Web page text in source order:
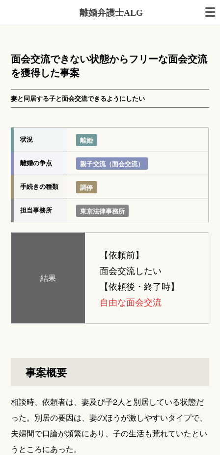
離婚弁護士ALG
面会交流できない状態からフリーな面会交流
を獲得した事案
妻と同居する子と面会交流できるようにしたい
状況 離婚
離婚の争点 親子交流（面会交流）
手続きの種類 調停
担当事務所 東京法律事務所
結果
【依頼前】
面会交流したい
【依頼後・終了時】
自由な面会交流
事案概要
相談時、依頼者は、妻及び子2人と別居している状態だ
った。別居の要因は、妻のほうが激しやすいタイプで、
夫婦間で口論が頻繁にあり、子の生活も荒れていたとい
うところにあった。